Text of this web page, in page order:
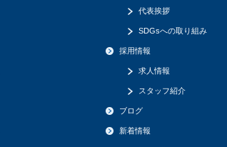
代表挨拶
SDGsへの取り組み
採用情報
求人情報
スタッフ紹介
ブログ
新着情報